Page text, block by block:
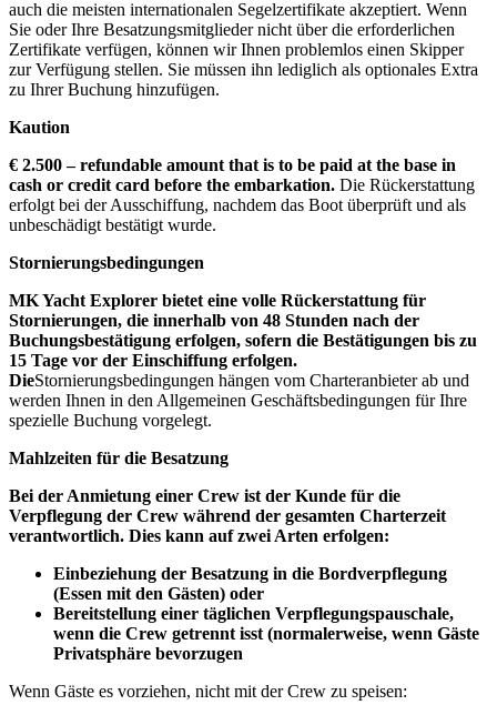
auch die meisten internationalen Segelzertifikate akzeptiert. Wenn
Sie oder Ihre Besatzungsmitglieder nicht über die erforderlichen
Zertifikate verfügen, können wir Ihnen problemlos einen Skipper
zur Verfügung stellen. Sie müssen ihn lediglich als optionales Extra
zu Ihrer Buchung hinzufügen.
Kaution
€ 2.500 – refundable amount that is to be paid at the base in
cash or credit card before the embarkation. Die Rückerstattung
erfolgt bei der Ausschiffung, nachdem das Boot überprüft und als
unbeschädigt bestätigt wurde.
Stornierungsbedingungen
MK Yacht Explorer bietet eine volle Rückerstattung für
Stornierungen, die innerhalb von 48 Stunden nach der
Buchungsbestätigung erfolgen, sofern die Bestätigungen bis zu
15 Tage vor der Einschiffung erfolgen.
DieStornierungsbedingungen hängen vom Charteranbieter ab und
werden Ihnen in den Allgemeinen Geschäftsbedingungen für Ihre
spezielle Buchung vorgelegt.
Mahlzeiten für die Besatzung
Bei der Anmietung einer Crew ist der Kunde für die
Verpflegung der Crew während der gesamten Charterzeit
verantwortlich. Dies kann auf zwei Arten erfolgen:
Einbeziehung der Besatzung in die Bordverpflegung
(Essen mit den Gästen) oder
Bereitstellung einer täglichen Verpflegungspauschale,
wenn die Crew getrennt isst (normalerweise, wenn Gäste
Privatsphäre bevorzugen
Wenn Gäste es vorziehen, nicht mit der Crew zu speisen: